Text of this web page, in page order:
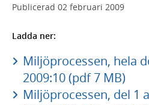
Publicerad 02 februari 2009
Ladda ner:
Miljöprocessen, hela
2009:10 (pdf 7 MB)
Miljöprocessen, del 1